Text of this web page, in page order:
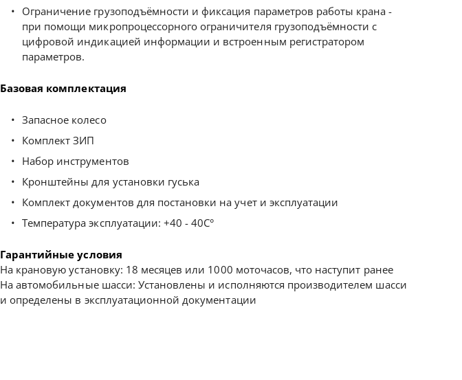
Ограничение грузоподъёмности и фиксация параметров работы крана -
при помощи микропроцессорного ограничителя грузоподъёмности с
цифровой индикацией информации и встроенным регистратором
параметров.
Базовая комплектация
Запасное колесо
Комплект ЗИП
Набор инструментов
Кронштейны для установки гуська
Комплект документов для постановки на учет и эксплуатации
Температура эксплуатации: +40 - 40С°
Гарантийные условия
На крановую установку: 18 месяцев или 1000 моточасов, что наступит ранее
На автомобильные шасси: Установлены и исполняются производителем шасси
и определены в эксплуатационной документации